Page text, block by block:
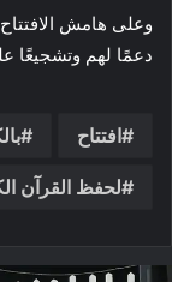
وعلى هامش
دعمًا لهم وتشجيعًا
افتتاح
لحفظ القرآن